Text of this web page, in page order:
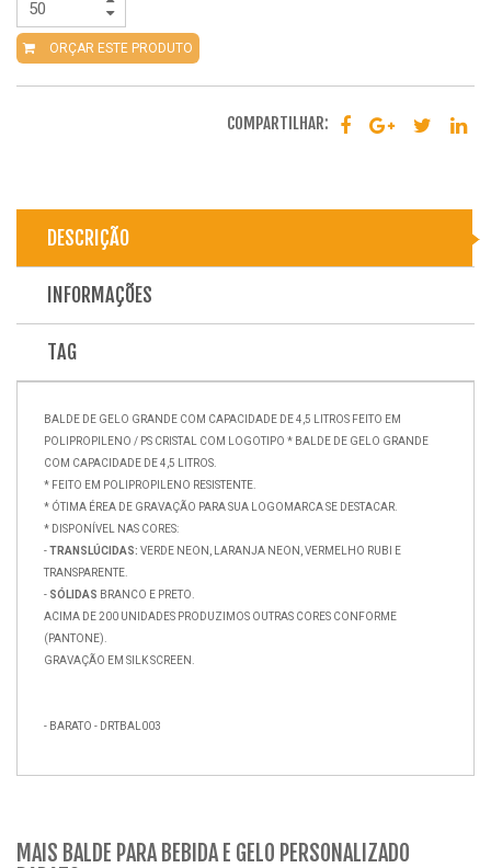
ORÇAR ESTE PRODUTO
COMPARTILHAR:
DESCRIÇÃO
INFORMAÇÕES
TAG
BALDE DE GELO GRANDE COM CAPACIDADE DE 4,5 LITROS FEITO EM
POLIPROPILENO / PS CRISTAL COM LOGOTIPO * BALDE DE GELO GRANDE
COM CAPACIDADE DE 4,5 LITROS.
* FEITO EM POLIPROPILENO RESISTENTE.
* ÓTIMA ÉREA DE GRAVAÇÃO PARA SUA LOGOMARCA SE DESTACAR.
* DISPONÍVEL NAS CORES:
-TRANSLÚCIDAS: VERDE NEON, LARANJA NEON, VERMELHO RUBI E
TRANSPARENTE.
- SÓLIDAS BRANCO E PRETO.
ACIMA DE 200 UNIDADES PRODUZIMOS OUTRAS CORES CONFORME
(PANTONE).
GRAVAÇÃO EM SILK SCREEN.
- BARATO - DRTBAL003
MAIS BALDE PARA BEBIDA E GELO PERSONALIZADO